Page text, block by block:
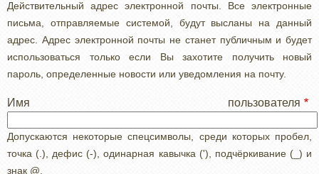
Действительный адрес электронной почты. Все электронные
письма, отправляемые системой, будут высланы на данный
адрес. Адрес электронной почты не станет публичным и будет
использоваться только если Вы захотите получить новый
пароль, определенные новости или уведомления на почту.
Имя пользователя
Допускаются некоторые спецсимволы, среди которых пробел,
точка (.), дефис (-), одинарная кавычка ('), подчёркивание (_) и
знак @.